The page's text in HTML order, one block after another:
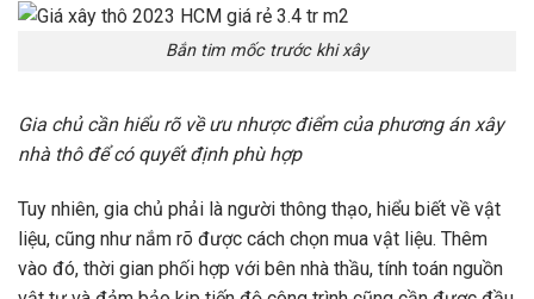
Bắn tim mốc trước khi xây
Gia chủ cần hiểu rõ về ưu nhược điểm của phương án xây
nhà thô để có quyết định phù hợp
Tuy nhiên, gia chủ phải là người thông thạo, hiểu biết về vật
liệu, cũng như nắm rõ được cách chọn mua vật liệu. Thêm
vào đó, thời gian phối hợp với bên nhà thầu, tính toán nguồn